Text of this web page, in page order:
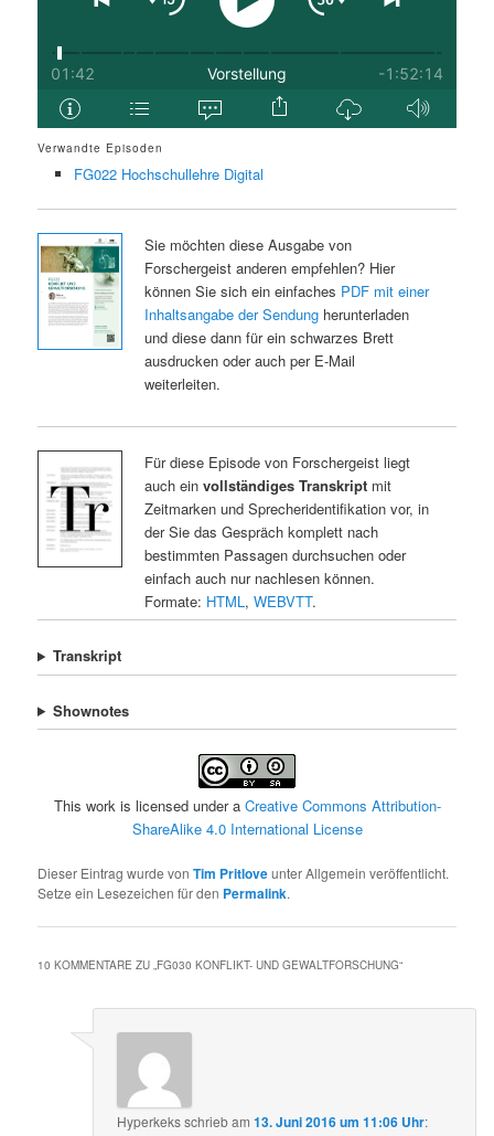
Verwandte Episoden
FG022 Hochschullehre Digital
Sie möchten diese Ausgabe von
Forschergeist anderen empfehlen? Hier
können Sie sich ein einfaches PDF mit einer
Inhaltsangabe der Sendungherunterladen
und diese dann für ein schwarzes Brett
ausdrucken oder auch per E-Mail
weiterleiten.
Für diese Episode von Forschergeist liegt
auch ein vollständiges Transkriptmit
Zeitmarken und Sprecheridentifikation vor, in
der Sie das Gespräch komplett nach
bestimmten Passagen durchsuchen oder
einfach auch nur nachlesen können.
Formate: HTML , WEBVTT.
Transkript
Shownotes
This work is licensed under a Creative Commons Attribution-
ShareAlike 4.0 International License
Dieser Eintrag wurde vonTim Pritloveunter Allgemein veröffentlicht.
Setze ein Lesezeichen für den Permalink.
10 KOMMENTARE ZU „FG030 KONFLIKT- UND GEWALTFORSCHUNG“
Hyperkeksschriebam13. Juni 2016 um 11:06 Uhr: